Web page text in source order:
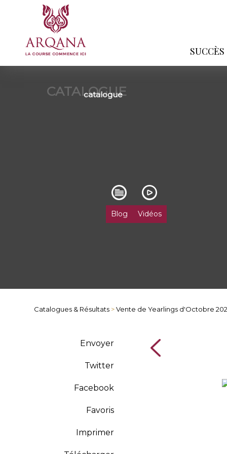
SUCCÈS
CATALOGUE
catalogue
Blog Vidéos
Catalogues & Résultats >Vente de Yearlings d'Octobre
Envoyer
Twitter
Facebook
Favoris
Imprimer